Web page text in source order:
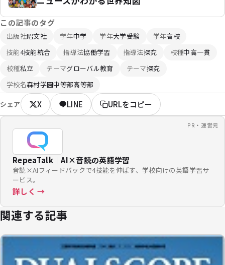
この記事のタグ
出版社昭文社 学年中学 学年大学受験 学年高校
技能4技能統合 指導法協働学習 指導法探究 校種中高一貫
校種私立 テーマグローバル教育 テーマ探究
学校名森村学園中等部高等部
シェア X LINE URLをコピー
PR・運営元
RepeaTalk｜AI×音読の英語学習
音読×AIフィードバックで4技能を伸ばす、学校向けの英語学習サ
ービス。
詳しく →
関連する記事